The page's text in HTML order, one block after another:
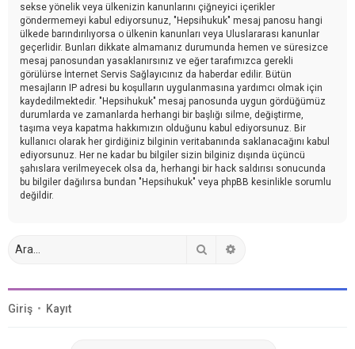
sekse yönelik veya ülkenizin kanunlarını çiğneyici içerikler
göndermemeyi kabul ediyorsunuz, "Hepsihukuk" mesaj panosu hangi
ülkede barındırılıyorsa o ülkenin kanunları veya Uluslararası kanunlar
geçerlidir. Bunları dikkate almamanız durumunda hemen ve süresizce
mesaj panosundan yasaklanırsınız ve eğer tarafımızca gerekli
görülürse İnternet Servis Sağlayıcınız da haberdar edilir. Bütün
mesajların IP adresi bu koşulların uygulanmasına yardımcı olmak için
kaydedilmektedir. "Hepsihukuk" mesaj panosunda uygun gördüğümüz
durumlarda ve zamanlarda herhangi bir başlığı silme, değiştirme,
taşıma veya kapatma hakkımızın olduğunu kabul ediyorsunuz. Bir
kullanıcı olarak her girdiğiniz bilginin veritabanında saklanacağını kabul
ediyorsunuz. Her ne kadar bu bilgiler sizin bilginiz dışında üçüncü
şahıslara verilmeyecek olsa da, herhangi bir hack saldırısı sonucunda
bu bilgiler dağılırsa bundan "Hepsihukuk" veya phpBB kesinlikle sorumlu
değildir.
Giriş • Kayıt